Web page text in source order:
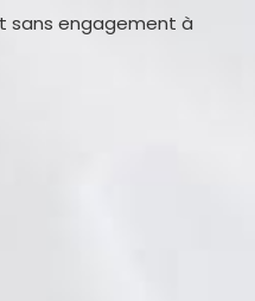
sans engagement à